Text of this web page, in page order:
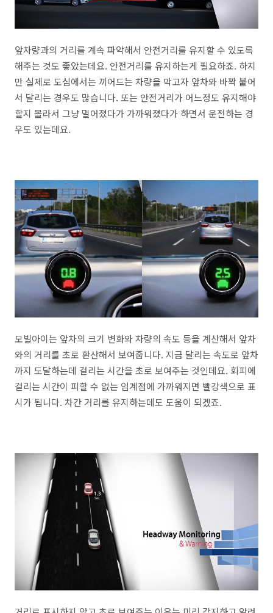
앞차량과의 거리를 계속 파악해서 안전거리를 유지할 수 있도록
해주는 것도 좋았는데요. 안전거리를 유지하는게 필요하죠. 하지
만 실제로 도심에서는 끼어드는 차량을 막고자 앞차와 바짝 붙어
서 달리는 경우도 많습니다. 또는 안전거리가 어느정도 유지해야
할지 몰라서 그냥 멀어졌다가 가까워졌다가 하면서 운전하는 경
우도 있는데요.
모빌아이는 앞차의 크기 변화와 차량의 속도 등을 계산해서 앞차
와의 거리를 초로 환산해서 보여줍니다. 지금 달리는 속도로 앞차
까지 도달하는데 걸리는 시간을 초로 보여주는 것인데요. 회피에
걸리는 시간이 피할 수 없는 임계점에 가까워지면 빨강색으로 표
시가 됩니다. 차간 거리를 유지하는데도 도움이 되겠죠.